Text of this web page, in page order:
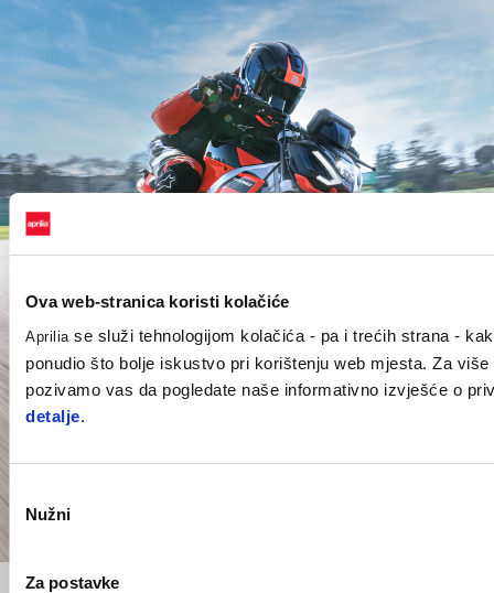
Ova web-stranica koristi kolačiće
Aprilia se služi tehnologijom kolačića - pa i trećih strana -
ponudio što bolje iskustvo pri korištenju web mjesta. Za
pozivamo vas da pogledate naše informativno izvješće o
detalje.
pristanka
Nužni
Za postavke